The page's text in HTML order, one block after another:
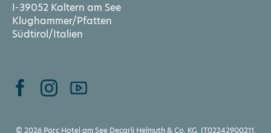
I-39052 Kaltern am See
Klughammer/Pfatten
Südtirol/Italien
© 2026 Parc Hotel am See Decarli Helmuth & Co. KG, IT02242900211,